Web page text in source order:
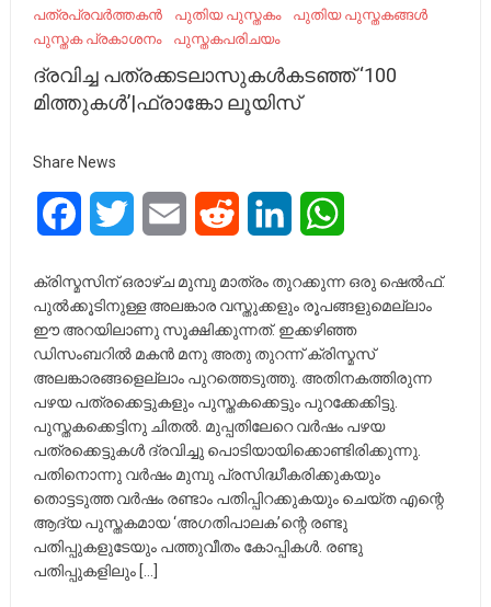
പത്രപ്രവർത്തകൻ
പുതിയ പുസ്തകം
പുതിയ പുസ്തകങ്ങള്‍
പുസ്തക പ്രകാശനം
പുസ്തകപരിചയം
ദ്രവിച്ച പത്രക്കടലാസുകള്‍കടഞ്ഞ് ‘100
മിത്തുകള്‍’|ഫ്രാങ്കോ ലൂയിസ്
Share News
FacebookTwitter Email Reddit LinkedIn
ക്രിസ്മസിന് ഒരാഴ്ച മുമ്പു മാത്രം തുറക്കുന്ന ഒരു ഷെല്‍ഫ്.
പുല്‍ക്കൂടിനുള്ള അലങ്കാര വസ്തുക്കളും രൂപങ്ങളുമെല്ലാം
ഈ അറയിലാണു സൂക്ഷിക്കുന്നത്. ഇക്കഴിഞ്ഞ
ഡിസംബറില്‍ മകന്‍ മനു അതു തുറന്ന് ക്രിസ്മസ്
അലങ്കാരങ്ങളെല്ലാം പുറത്തെടുത്തു. അതിനകത്തിരുന്ന
പഴയ പത്രക്കെട്ടുകളും പുസ്തകക്കെട്ടും പുറക്കേക്കിട്ടു.
പുസ്തകക്കെട്ടിനു ചിതല്‍. മുപ്പതിലേറെ വര്‍ഷം പഴയ
പത്രക്കെട്ടുകള്‍ ദ്രവിച്ചു പൊടിയായിക്കൊണ്ടിരിക്കുന്നു.
പതിനൊന്നു വര്‍ഷം മുമ്പു പ്രസിദ്ധീകരിക്കുകയും
തൊട്ടടുത്ത വര്‍ഷം രണ്ടാം പതിപ്പിറക്കുകയും ചെയ്ത എന്റെ
ആദ്യ പുസ്തകമായ ‘അഗതിപാലക’ന്റെ രണ്ടു
പതിപ്പുകളുടേയും പത്തുവീതം കോപ്പികള്‍. രണ്ടു
പതിപ്പുകളിലും […]